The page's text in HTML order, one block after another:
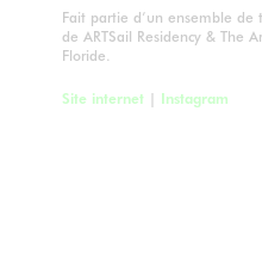
Fait partie d’un ensemble de
de ARTSail Residency & The
Floride.
Site internet | Instagram